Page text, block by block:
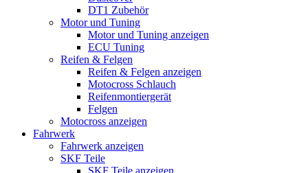
DT1 Zubehör
Motor und Tuning
Motor und Tuning anzeigen
ECU Tuning
Reifen & Felgen
Reifen & Felgen anzeigen
Motocross Schlauch
Reifenmontiergerät
Felgen
Motocross anzeigen
Fahrwerk
Fahrwerk anzeigen
SKF Teile
SKF Teile anzeigen